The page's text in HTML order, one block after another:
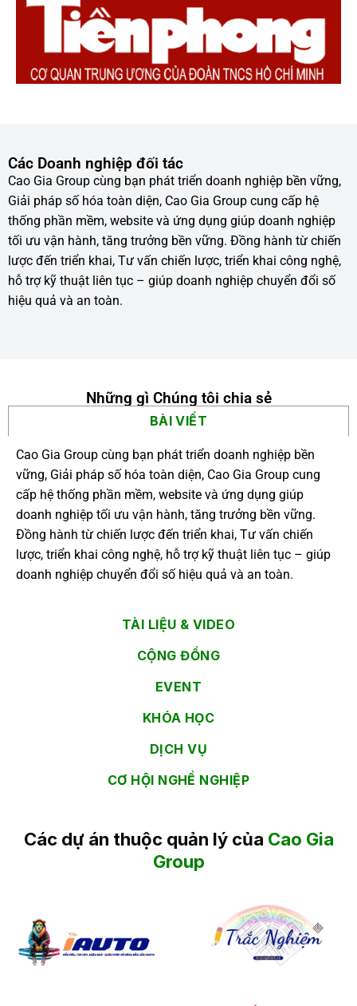
Các Doanh nghiệp đối tác
Cao Gia Group cùng bạn phát triển doanh nghiệp bền vững,
Giải pháp số hóa toàn diện, Cao Gia Group cung cấp hệ
thống phần mềm, website và ứng dụng giúp doanh nghiệp
tối ưu vận hành, tăng trưởng bền vững. Đồng hành từ chiến
lược đến triển khai, Tư vấn chiến lược, triển khai công nghệ,
hỗ trợ kỹ thuật liên tục – giúp doanh nghiệp chuyển đổi số
hiệu quả và an toàn.
Những gì Chúng tôi chia sẻ
BÀI VIẾT
TÀI LIỆU & VIDEO
CỘNG ĐỒNG
EVENT
KHÓA HỌC
DỊCH VỤ
CƠ HỘI NGHỀ NGHIỆP
Cao Gia Group cùng bạn phát triển doanh nghiệp bền
vững, Giải pháp số hóa toàn diện, Cao Gia Group cung
cấp hệ thống phần mềm, website và ứng dụng giúp
doanh nghiệp tối ưu vận hành, tăng trưởng bền vững.
Đồng hành từ chiến lược đến triển khai, Tư vấn chiến
lược, triển khai công nghệ, hỗ trợ kỹ thuật liên tục – giúp
doanh nghiệp chuyển đổi số hiệu quả và an toàn.
Các dự án thuộc quản lý của Cao Gia
Group